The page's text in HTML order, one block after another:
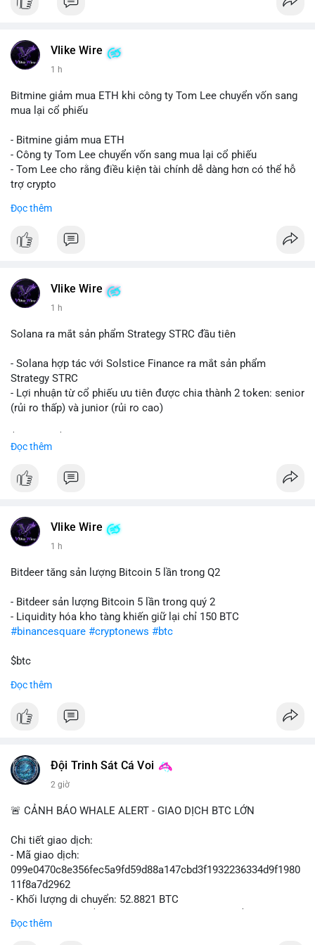
Vlike Wire
1 h
Bitmine giảm mua ETH khi công ty Tom Lee chuyển vốn sang
mua lại cổ phiếu
- Bitmine giảm mua ETH
- Công ty Tom Lee chuyển vốn sang mua lại cổ phiếu
- Tom Lee cho rằng điều kiện tài chính dễ dàng hơn có thể hỗ
trợ crypto
nghỉ tháng 8
#binancesquare
#vlikevn #titanbot
📰 Nguồn: CoinDesk
Đọc thêm
Vlike Wire
1 h
Solana ra mắt sản phẩm Strategy STRC đầu tiên
- Solana hợp tác với Solstice Finance ra mắt sản phẩm
Strategy STRC
- Lợi nhuận từ cổ phiếu ưu tiên được chia thành 2 token: senior
(rủi ro thấp) và junior (rủi ro cao)
Đọc thêm
Vlike Wire
1 h
Bitdeer tăng sản lượng Bitcoin 5 lần trong Q2
- Bitdeer sản lượng Bitcoin 5 lần trong quý 2
- Liquidity hóa kho tàng khiến giữ lại chỉ 150 BTC
#binancesquare #cryptonews #btc
$btc
#vlikevn
📰 Nguồn: Cointelegraph
Đọc thêm
Đội Trinh Sát Cá Voi
2 giờ
🚨 CẢNH BÁO WHALE ALERT - GIAO DỊCH BTC LỚN
Chi tiết giao dịch:
- Mã giao dịch:
099e0470c8e356fec5a9fd59d88a147cbd3f1932236334d9f1980
11f8a7d2962
- Khối lượng di chuyển: 52.8821 BTC
USD)
Đọc thêm